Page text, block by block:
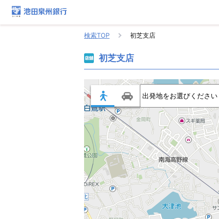
検索TOP 初芝支店
初芝支店